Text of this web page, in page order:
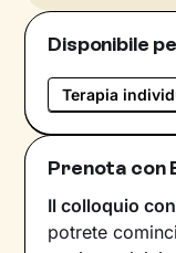
Disponibile
Terapia
Prenota con
Il colloquio
potrete